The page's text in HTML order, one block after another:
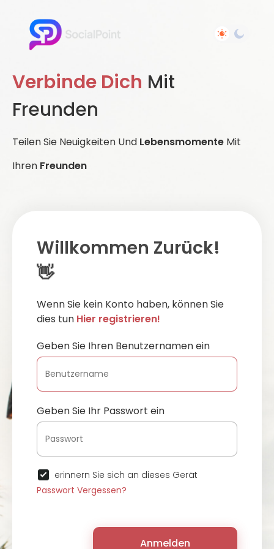
Verbinde Dich Mit
Freunden
Teilen Sie Neuigkeiten Und Lebensmomente Mit
Ihren Freunden
Willkommen Zurück!
👋
Wenn Sie kein Konto haben, können Sie
dies tun Hier registrieren!
Geben Sie Ihren Benutzernamen ein
Geben Sie Ihr Passwort ein
erinnern Sie sich an dieses Gerät
Passwort Vergessen?
Anmelden